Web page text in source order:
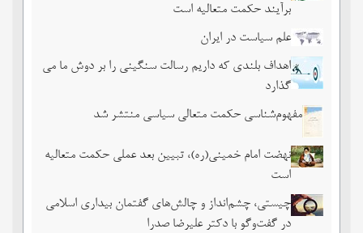
برآیند حکمت متعالیه است
علم سیاست در ایران
اهداف بلندی که داریم رسالت سنگینی را بر دوش ما می
گذارد
مفهوم‌شناسی حکمت متعالی سیاسی منتشر شد
نهضت امام خمینی(ره)، تبیین بعد عملی حکمت متعالیه
است
چیستی، چشم‌انداز و چالش‌های گفتمان بیداری اسلامی
در گفت‌وگو با دکتر علیرضا صدرا